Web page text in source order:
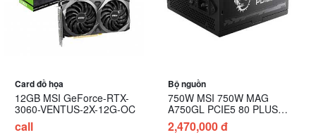
Card đồ họa
12GB MSI GeForce-RTX-
3060-VENTUS-2X-12G-OC
call
Bộ nguồn
750W MSI 750W MAG
A750GL PCIE5 80 PLUS
Gold
2,470,000 đ